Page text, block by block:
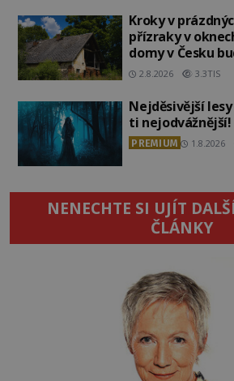
Kroky v
přízraky v
domy v Česku
2.8.2026 3.3TIS
Nejděsivější lesy světa:
ti nejodvážnější!
PREMIUM 1.8.2026
NENECHTE SI UJÍT
ČLÁNKY